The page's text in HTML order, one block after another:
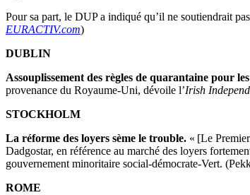
Pour sa part, le DUP a indiqué qu’il ne soutiendrait
EURACTIV.com)
DUBLIN
Assouplissement des règles de quarantaine pour
provenance du Royaume-Uni, dévoile l’Irish
STOCKHOLM
La réforme des loyers sème le trouble. « [Le
Dadgostar, en référence au marché des loyers
gouvernement minoritaire social-démocrate-Vert.
ROME